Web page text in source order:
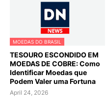
MOEDAS DO BRASIL
TESOURO ESCONDIDO EM
MOEDAS DE COBRE: Como
Identificar Moedas que
Podem Valer uma Fortuna
April 24, 2026